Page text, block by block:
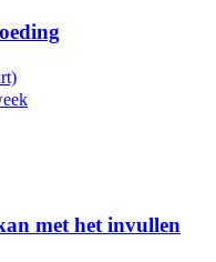
met het invullen